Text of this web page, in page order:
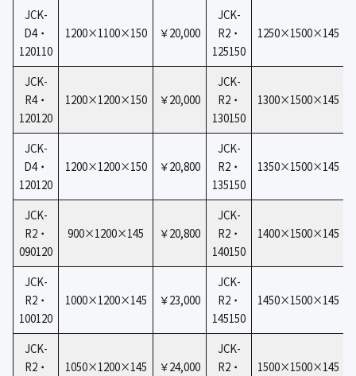
JCK-
D4・
120110
1200×1100×150 ￥20,000
JCK-
R2・
125150
1250×1500×145
JCK-
R4・
120120
1200×1200×150 ￥20,000
JCK-
R2・
130150
1300×1500×145
JCK-
D4・
120120
1200×1200×150 ￥20,800
JCK-
R2・
135150
1350×1500×145
JCK-
R2・
090120
900×1200×145 ￥20,800
JCK-
R2・
140150
1400×1500×145
JCK-
R2・
100120
1000×1200×145 ￥23,000
JCK-
R2・
145150
1450×1500×145
JCK-
R2・
1050×1200×145 ￥24,000
JCK-
R2・
1500×1500×145